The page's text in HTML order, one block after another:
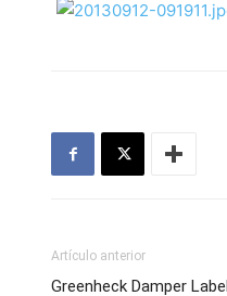
Artículo anterior
Greenheck Damper